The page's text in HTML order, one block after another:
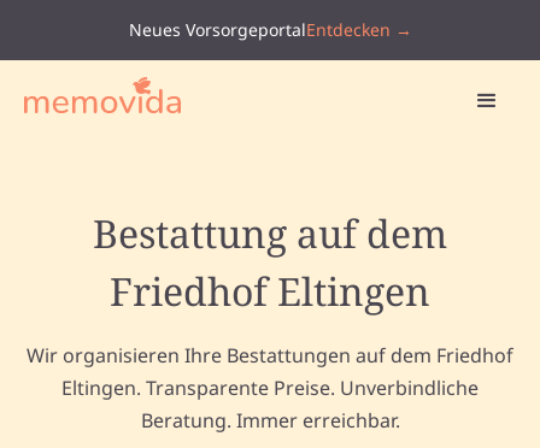
Neues VorsorgeportalEntdecken →
Bestattung auf dem
Friedhof Eltingen
Wir organisieren Ihre Bestattungen auf dem Friedhof
Eltingen. Transparente Preise. Unverbindliche
Beratung. Immer erreichbar.